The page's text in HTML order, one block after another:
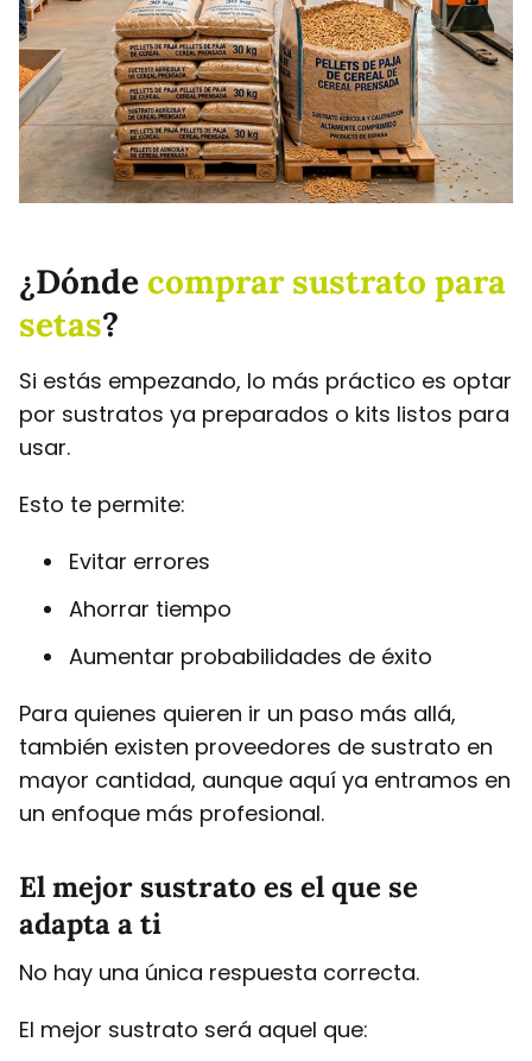
¿Dóndecomprar sustrato para
setas?
Si estás empezando, lo más práctico es optar
por sustratos ya preparados o kits listos para
usar.
Esto te permite:
Evitar errores
Ahorrar tiempo
Aumentar probabilidades de éxito
Para quienes quieren ir un paso más allá,
también existen proveedores de sustrato en
mayor cantidad, aunque aquí ya entramos en
un enfoque más profesional.
El mejor sustrato es el que se
adapta a ti
No hay una única respuesta correcta.
El mejor sustrato será aquel que: